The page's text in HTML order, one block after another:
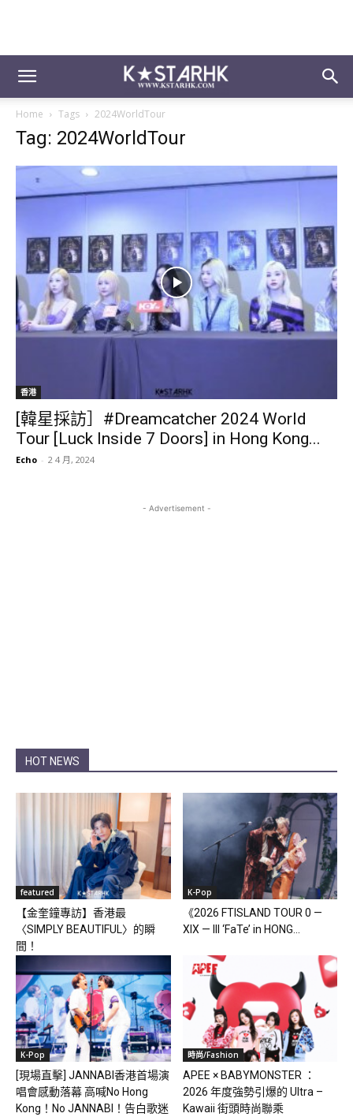
Home Tags 2024WorldTour
Tag: 2024WorldTour
香港
[韓星採訪］#Dreamcatcher 2024 World
Tour [Luck Inside 7 Doors] in Hong Kong...
Echo - 2 4 月, 2024
- Advertisement -
HOT NEWS
featured
【金奎鐘專訪】香港最
〈SIMPLY BEAUTIFUL〉的瞬
間！
K-Pop
《2026 FTISLAND TOUR 0 —
XIX — III ‘FaTe’ in HONG...
K-Pop
[現場直擊] JANNABI香港首場演
唱會感動落幕 高喊No Hong
Kong！No JANNABI！告白歌迷
時尚/Fashion
APEE × BABYMONSTER ：
2026 年度強勢引爆的 Ultra –
Kawaii 街頭時尚聯乘